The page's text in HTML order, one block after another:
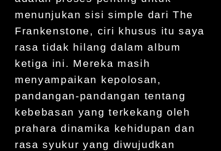
menunjukan sisi simple dari The
Frankenstone, ciri khusus itu saya
rasa tidak hilang dalam album
ketiga ini. Mereka masih
menyampaikan kepolosan,
pandangan-pandangan tentang
kebebasan yang terkekang oleh
prahara dinamika kehidupan dan
rasa syukur yang diwujudkan